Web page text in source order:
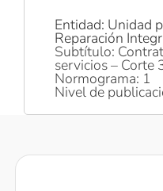
Entidad: Unidad
Reparación
Subtítulo:
servicios –
Normograma: 1
Nivel de